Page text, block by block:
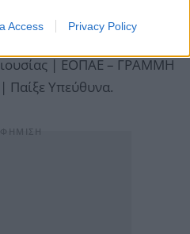
Access Privacy Policy
| ΕΟΠΑΕ – ΓΡΑΜΜΗ
Υπεύθυνα.